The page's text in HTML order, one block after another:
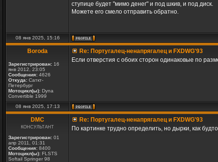
ступице будет "мимо денег" и под шкив, и под диск.
Можете его смело отправить обратно.
08 янв 2025, 15:16
Boroda
Зарегистрирован: 16
янв 2012, 23:05
Сообщения: 4626
Откуда: Саткт-
Петербург
Мотоцикл(ы): Dyna
Convertible 1999
Re: Португалец-ненапрягалец и FXDWG'93
Если отверстия с обоих сторон одинаковые по
08 янв 2025, 17:13
DMC
КОНСУЛЬТАНТ
Зарегистрирован: 01
апр 2011, 01:31
Сообщения: 8400
Мотоцикл(ы): FLSTS
Softail Springer 98
Re: Португалец-ненапрягалец и FXDWG'93
По картинке трудно определить, но дырки, как